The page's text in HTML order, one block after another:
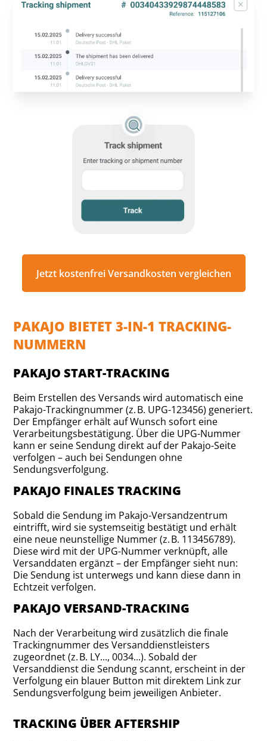
Jetzt kostenfrei Versandkosten vergleichen
PAKAJO BIETET 3-IN-1 TRACKING-
NUMMERN
PAKAJO START-TRACKING
Beim Erstellen des Versands wird automatisch eine
Pakajo-Trackingnummer (z. B. UPG-123456) generiert.
Der Empfänger erhält auf Wunsch sofort eine
Verarbeitungsbestätigung. Über die UPG-Nummer
kann er seine Sendung direkt auf der Pakajo-Seite
verfolgen – auch bei Sendungen ohne
Sendungsverfolgung.
PAKAJO FINALES TRACKING
Sobald die Sendung im Pakajo-Versandzentrum
eintrifft, wird sie systemseitig bestätigt und erhält
eine neue neunstellige Nummer (z. B. 113456789).
Diese wird mit der UPG-Nummer verknüpft, alle
Versanddaten ergänzt – der Empfänger sieht nun:
Die Sendung ist unterwegs und kann diese dann in
Echtzeit verfolgen.
PAKAJO VERSAND-TRACKING
Nach der Verarbeitung wird zusätzlich die finale
Trackingnummer des Versanddienstleisters
zugeordnet (z. B. LY..., 0034...). Sobald der
Versanddienst die Sendung scannt, erscheint in der
Verfolgung ein blauer Button mit direktem Link zur
Sendungsverfolgung beim jeweiligen Anbieter.
TRACKING ÜBER AFTERSHIP